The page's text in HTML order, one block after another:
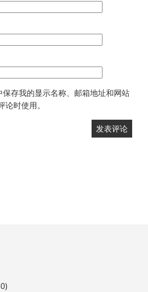
保存我的显示名称、邮箱地址和网站
时使用。